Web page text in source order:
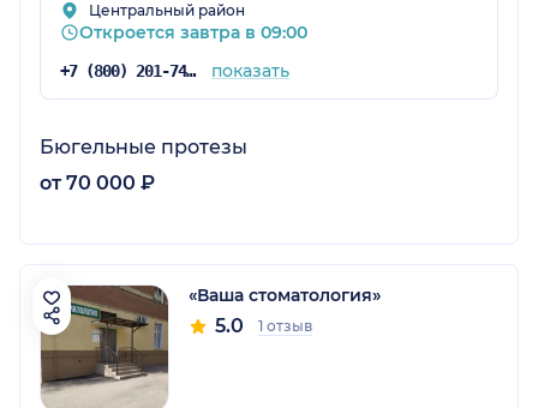
Центральный район
Откроется завтра в 09:00
+7 (800) 201-74-06 показать
Бюгельные протезы
от 70 000 ₽
«Ваша стоматология»
5.0 1 отзыв